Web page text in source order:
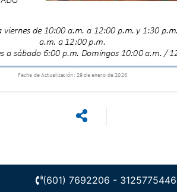
(601) 7692206 - 3125775446